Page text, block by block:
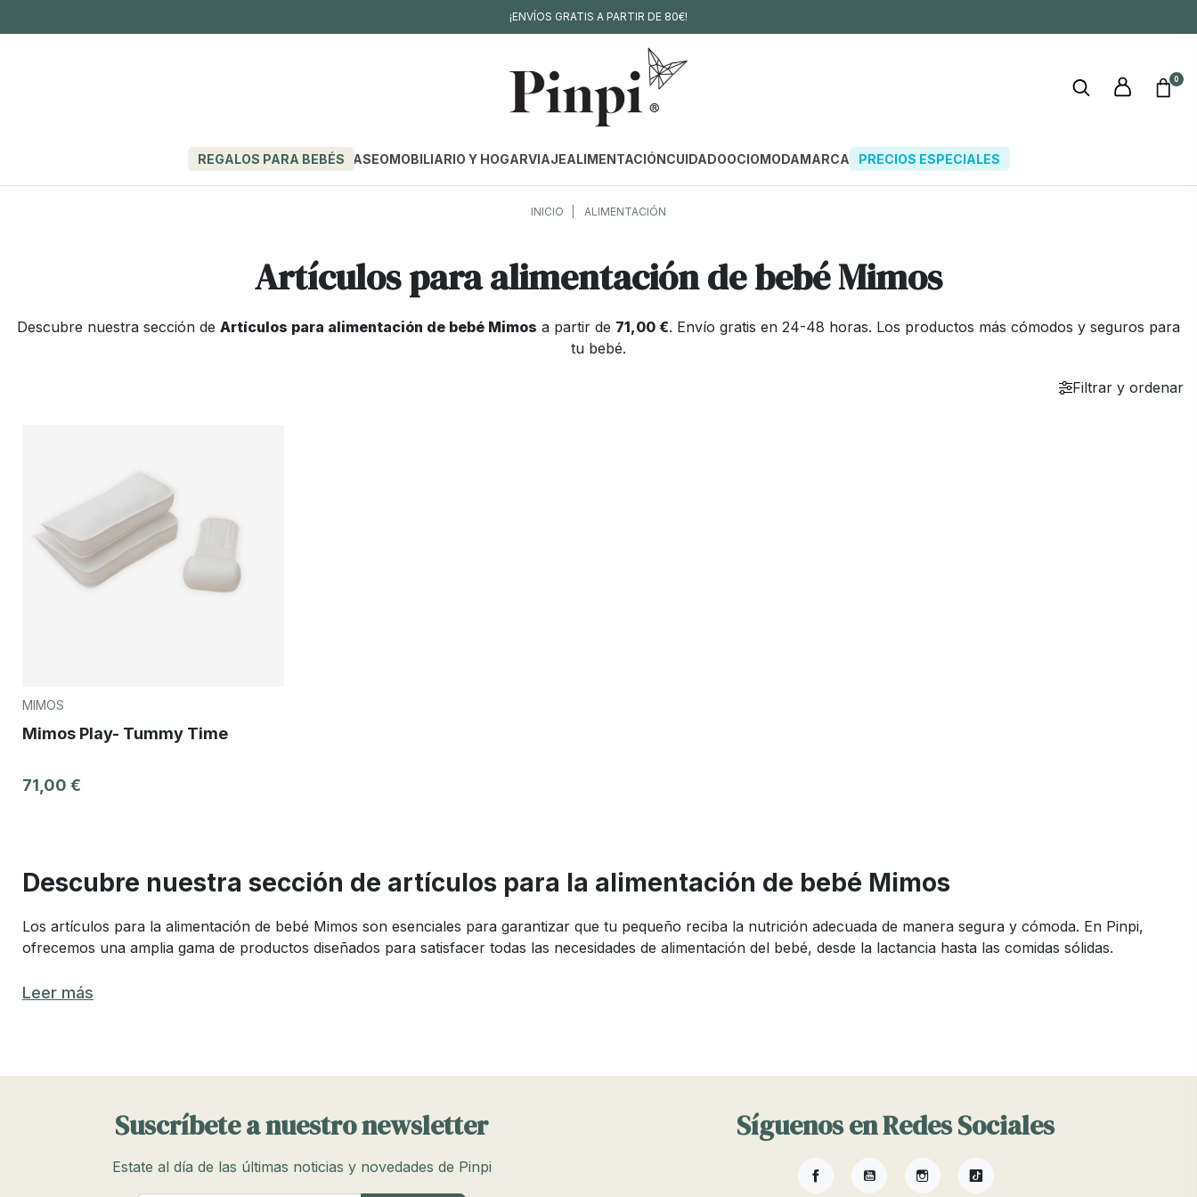
¡ENVÍOS GRATIS A PARTIR DE 80€!
0
REGALOS PARA BEBÉS PASEOMOBILIARIO Y HOGARVIAJEALIMENTACIÓNCUIDADOOCIOMODAMARCAS PRECIOS ESPECIALES
INICIO ALIMENTACIÓN
Artículos para alimentación de bebé Mimos
Descubre nuestra sección de Artículos para alimentación de bebé Mimos a partir de 71,00 €. Envío gratis en 24-48 horas. Los productos más cómodos y seguros para
tu bebé.
Filtrar y ordenar
MIMOS
Mimos Play- Tummy Time
71,00 €
Descubre nuestra sección de artículos para la alimentación de bebé Mimos
Los artículos para la alimentación de bebé Mimos son esenciales para garantizar que tu pequeño reciba la nutrición adecuada de manera segura y cómoda. En Pinpi,
ofrecemos una amplia gama de productos diseñados para satisfacer todas las necesidades de alimentación del bebé, desde la lactancia hasta las comidas sólidas.
¿Que artículos para la alimentación de bebé elegir?
incluyen vajilla, tronas y baberos. Cada uno de estos productos cumple una función específica y es importante elegir aquellos que mejor se adapten a tus necesidades y
Artículos indispensables para la lactancia del bebé
Leer más
Suscríbete a nuestro newsletter
Estate al día de las últimas noticias y novedades de Pinpi
Síguenos en Redes Sociales